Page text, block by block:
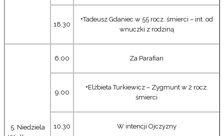
18.30
+Tadeusz Gdaniec w 55 rocz. śmierci – int. od
wnuczki z rodziną
5. Niedziela
6.00 Za Parafian
9.00
+Elżbieta Turkiewicz – Zygmunt w 2 rocz.
śmierci
10.30 W intencji Ojczyzny